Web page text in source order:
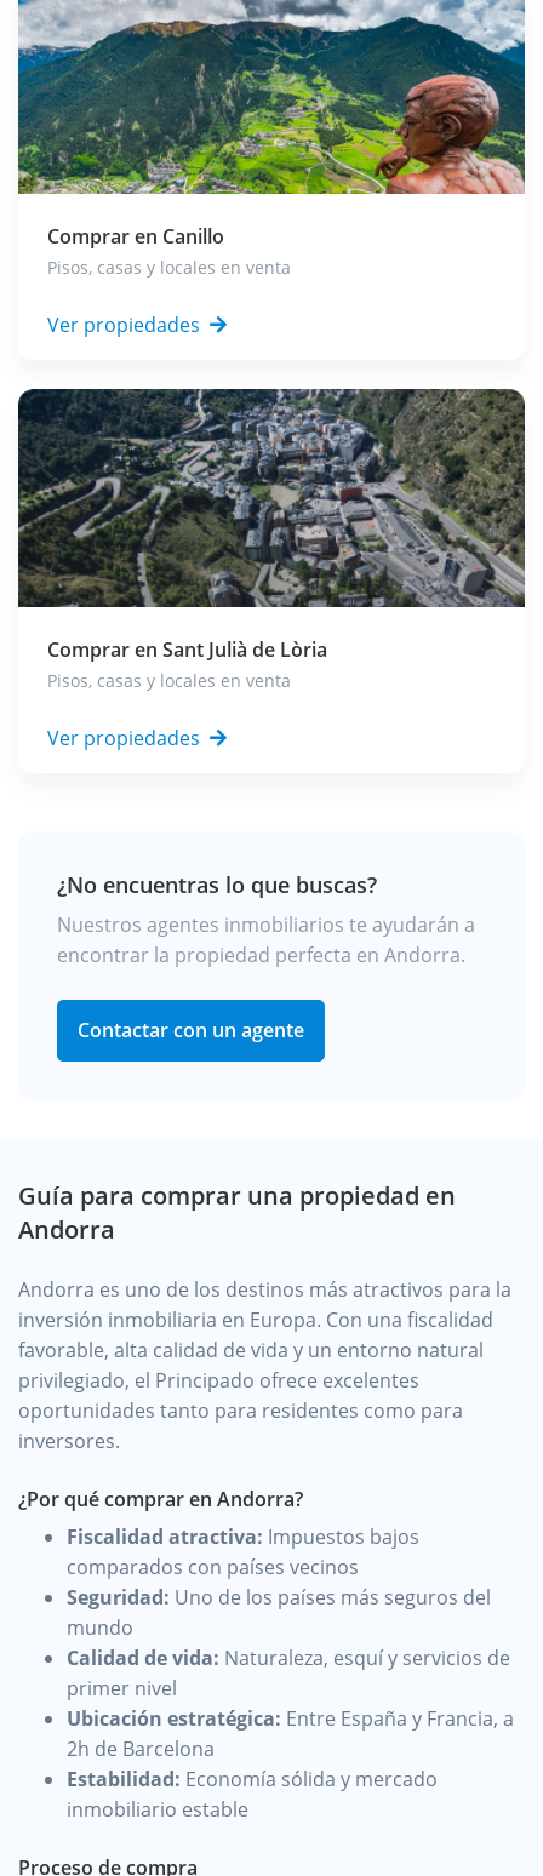
Comprar en Canillo
Pisos, casas y locales en venta
Ver propiedades
Comprar en Sant Julià de Lòria
Pisos, casas y locales en venta
Ver propiedades
¿No encuentras lo que buscas?
Nuestros agentes inmobiliarios te ayudarán a
encontrar la propiedad perfecta en Andorra.
Contactar con un agente
Guía para comprar una propiedad en
Andorra
Andorra es uno de los destinos más atractivos para la
inversión inmobiliaria en Europa. Con una fiscalidad
favorable, alta calidad de vida y un entorno natural
privilegiado, el Principado ofrece excelentes
oportunidades tanto para residentes como para
inversores.
¿Por qué comprar en Andorra?
Fiscalidad atractiva: Impuestos bajos
comparados con países vecinos
Seguridad: Uno de los países más seguros del
mundo
Calidad de vida: Naturaleza, esquí y servicios de
primer nivel
Ubicación estratégica: Entre España y Francia, a
2h de Barcelona
Estabilidad: Economía sólida y mercado
inmobiliario estable
Proceso de compra